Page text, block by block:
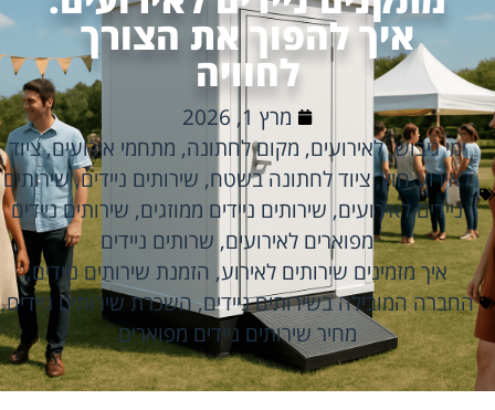
איך להפוך את הצורך
לחוויה
מרץ 1, 2026
ימי גיבוש,לאירועים, מקום לחתונה, מתחמי אירועים,ציוד
לאירוע חוץ,ציוד לחתונה בשטח, שירותים ניידים,שירותים
ניידים לאירועים, שירותים ניידים ממוזגים, שירותים ניידים
מפוארים לאירועים, שרותים ניידים
איך מזמינים שירותים לאירוע, הזמנת שירותים ניידים,
החברה המובילה בשירותים ניידים,השכרת שירותים ניידים,
מחיר שירותים ניידים מפוארים